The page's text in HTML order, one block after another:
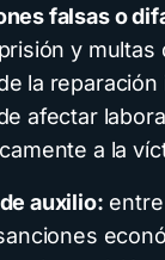
falsas o
y multas
la
afectar
a la
auxilio: